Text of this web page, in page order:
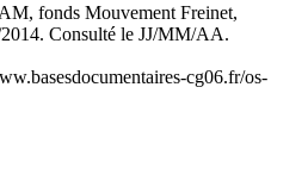
fonds Mouvement Freinet,
Consulté le JJ/MM/AA.
cg06.fr/os-